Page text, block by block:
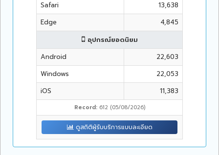
Safari
13,638
Edge
4,845
อุปกรณ์ยอดนิยม
Android
22,603
Windows
22,053
iOS
11,383
Record:612 (05/08/2026)
ดูสถิติผู้รับบริการแบบละเอียด